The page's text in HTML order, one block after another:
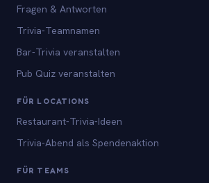
Fragen & Antworten
Trivia-Teamnamen
Bar-Trivia veranstalten
Pub Quiz veranstalten
FÜR LOCATIONS
Restaurant-Trivia-Ideen
Trivia-Abend als Spendenaktion
FÜR TEAMS